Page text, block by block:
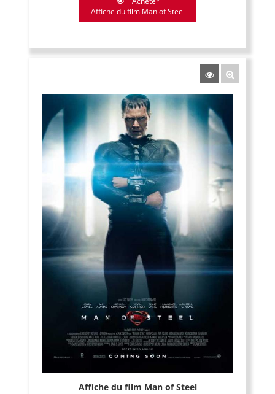
Affiche du film Man of Steel
Affiche du film Man of Steel